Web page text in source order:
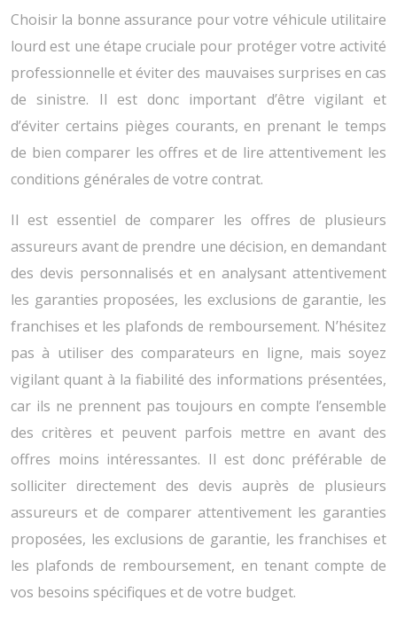
Choisir la bonne assurance pour votre véhicule utilitaire
lourd est une étape cruciale pour protéger votre activité
professionnelle et éviter des mauvaises surprises en cas
de sinistre. Il est donc important d’être vigilant et
d’éviter certains pièges courants, en prenant le temps
de bien comparer les offres et de lire attentivement les
conditions générales de votre contrat.
Il est essentiel de comparer les offres de plusieurs
assureurs avant de prendre une décision, en demandant
des devis personnalisés et en analysant attentivement
les garanties proposées, les exclusions de garantie, les
franchises et les plafonds de remboursement. N’hésitez
pas à utiliser des comparateurs en ligne, mais soyez
vigilant quant à la fiabilité des informations présentées,
car ils ne prennent pas toujours en compte l’ensemble
des critères et peuvent parfois mettre en avant des
offres moins intéressantes. Il est donc préférable de
solliciter directement des devis auprès de plusieurs
assureurs et de comparer attentivement les garanties
proposées, les exclusions de garantie, les franchises et
les plafonds de remboursement, en tenant compte de
vos besoins spécifiques et de votre budget.